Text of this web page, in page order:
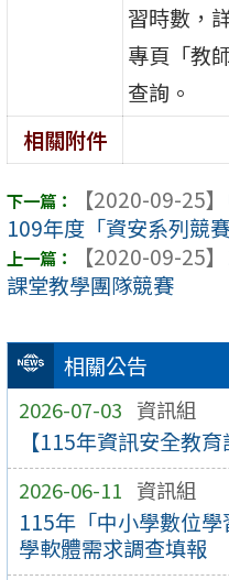
相關公告
2026-07-03 資訊組
【115年資訊安全教育
2026-06-11 資訊組
115年「中小學數位
學軟體需求調查填報
習時數，
專頁「教
查詢。
相關附件
【2020-09-25】
109年度「資安系列競
【2020-09-25】
課堂教學團隊競賽